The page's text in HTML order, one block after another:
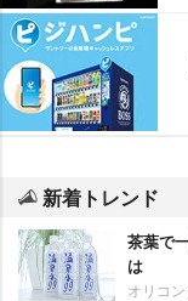
新着トレンド
茶葉で
は
オリコ